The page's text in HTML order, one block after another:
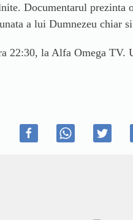
Documentarul
a lui Dumnezeu chiar
22:30, la Alfa Omega